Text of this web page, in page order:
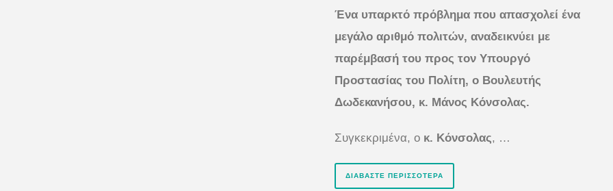
Ένα υπαρκτό πρόβλημα που απασχολεί ένα
μεγάλο αριθμό πολιτών, αναδεικνύει με
παρέμβασή του προς τον Υπουργό
Προστασίας του Πολίτη, ο Βουλευτής
Δωδεκανήσου, κ. Μάνος Κόνσολας.
Συγκεκριμένα, ο κ. Κόνσολας, …
ΔΙΑΒΆΣΤΕ ΠΕΡΙΣΣΌΤΕΡΑ